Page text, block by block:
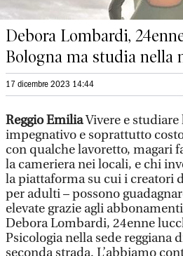
Debora Lombardi,
Bologna ma studia nella
17 dicembre 2023 14:44
Reggio EmiliaVivere e studiare
impegnativo e soprattutto
con qualche lavoretto, magari
la cameriera nei locali, e chi
la piattaforma su cui i creatori
per adulti – possono
elevate grazie agli
Debora Lombardi, 24enne
Psicologia nella sede reggiana
seconda strada. L’abbiamo